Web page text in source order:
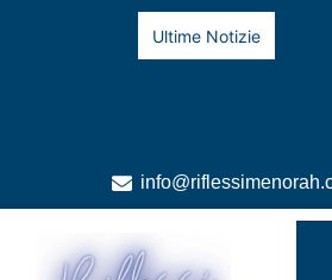
Ultime Notizie